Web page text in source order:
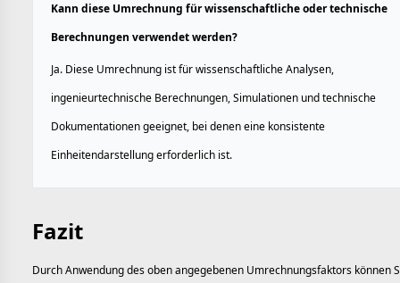
Kann diese Umrechnung für wissenschaftliche oder technische
Berechnungen verwendet werden?
Ja. Diese Umrechnung ist für wissenschaftliche Analysen,
ingenieurtechnische Berechnungen, Simulationen und technische
Dokumentationen geeignet, bei denen eine konsistente
Einheitendarstellung erforderlich ist.
Fazit
Durch Anwendung des oben angegebenen Umrechnungsfaktors können